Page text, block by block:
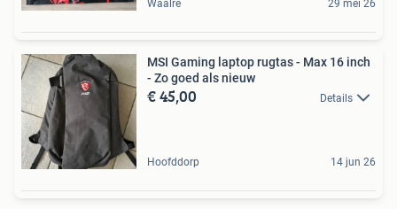
Waalre 29 mei 26
MSI Gaming laptop rugtas - Max 16 inch
- Zo goed als nieuw
€ 45,00 Details
Hoofddorp 14 jun 26